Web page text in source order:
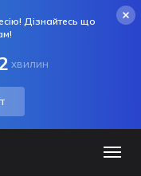
Дізнайтесь що
хвилин